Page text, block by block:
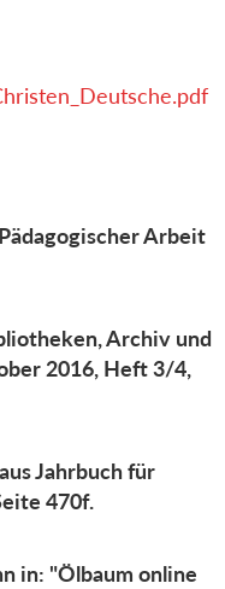
Arbeit
Archiv und
2016, Heft 3/4,
Jahrbuch für
470f.
in: "Ölbaum online